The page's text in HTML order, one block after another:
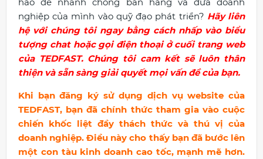
nghiệp của mình vào quỹ đạo phát triển? Hãy liên
hệ với chúng tôi ngay bằng cách nhấp vào biểu
tượng chat hoặc gọi điện thoại ở cuối trang web
của TEDFAST. Chúng tôi cam kết sẽ luôn thân
thiện và sẵn sàng giải quyết mọi vấn đề của bạn.
Khi bạn đăng ký sử dụng dịch vụ website của
TEDFAST, bạn đã chính thức tham gia vào cuộc
chiến khốc liệt đầy thách thức và thú vị của
doanh nghiệp. Điều này cho thấy bạn đã bước lên
một con tàu kinh doanh cao tốc, mạnh mẽ hơn.